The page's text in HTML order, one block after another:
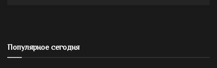
Популярное сегодня